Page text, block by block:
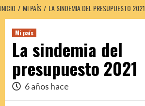
INICIO MI PAÍS LA SINDEMIA DEL PRESUPUESTO 2021
Mi país
La sindemia del
presupuesto 2021
6 años hace